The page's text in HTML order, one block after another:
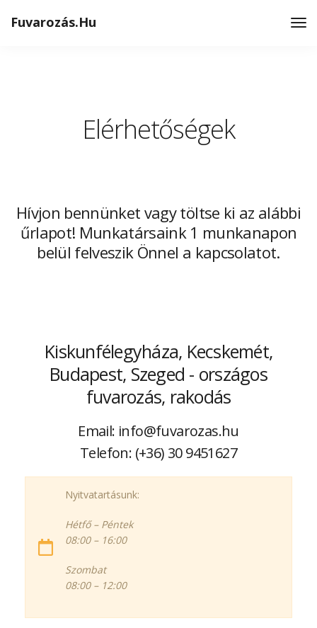
Fuvarozás.Hu
Elérhetőségek
Hívjon bennünket vagy töltse ki az alábbi
űrlapot! Munkatársaink 1 munkanapon
belül felveszik Önnel a kapcsolatot.
Kiskunfélegyháza, Kecskemét,
Budapest, Szeged - országos
fuvarozás, rakodás
Email: info@fuvarozas.hu
Telefon: (+36) 30 9451627
Nyitvatartásunk:
Hétfő – Péntek
08:00 – 16:00
Szombat
08:00 – 12:00